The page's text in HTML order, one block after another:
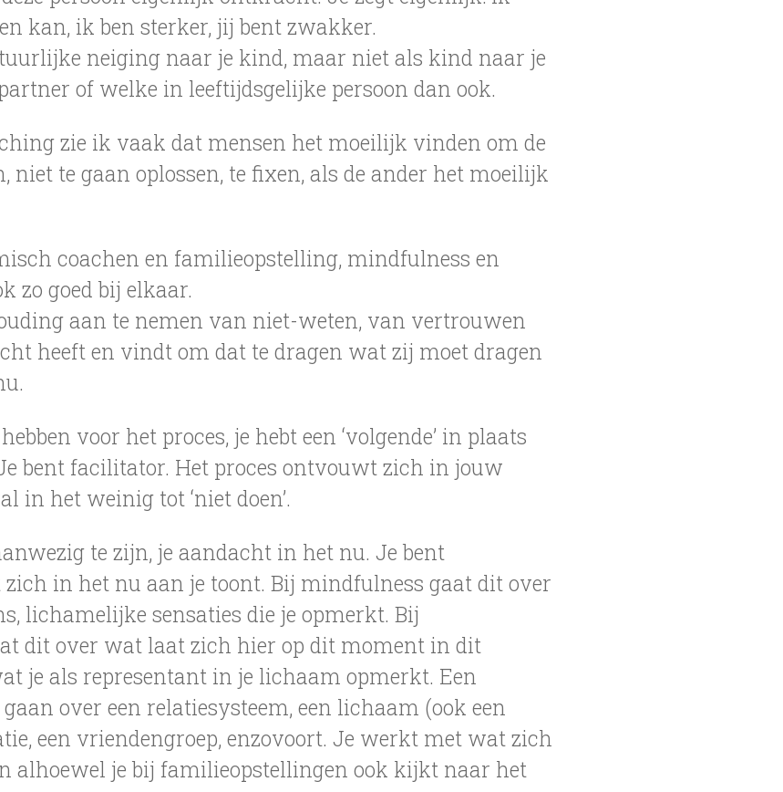
kan, ik ben sterker, jij bent zwakker.
neiging naar je kind, maar niet als kind naar je
of welke in leeftijdsgelijke persoon dan ook.
zie ik vaak dat mensen het moeilijk vinden om de
niet te gaan oplossen, te fixen, als de ander het moeilijk
coachen en familieopstelling, mindfulness en
zo goed bij elkaar.
aan te nemen van niet-weten, van vertrouwen
heeft en vindt om dat te dragen wat zij moet dragen
voor het proces, je hebt een ‘volgende’ in plaats
Je bent facilitator. Het proces ontvouwt zich in jouw
in het weinig tot ‘niet doen’.
te zijn, je aandacht in het nu. Je bent
in het nu aan je toont. Bij mindfulness gaat dit over
lichamelijke sensaties die je opmerkt. Bij
dit over wat laat zich hier op dit moment in dit
je als representant in je lichaam opmerkt. Een
over een relatiesysteem, een lichaam (ook een
een vriendengroep, enzovoort. Je werkt met wat zich
alhoewel je bij familieopstellingen ook kijkt naar het